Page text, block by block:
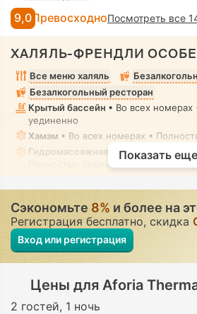
9,0 ПревосходноПосмотреть все
ХАЛЯЛЬ-ФРЕНДЛИ
Все меню халяль
Безалкогольный ресторан
Крытый бассейн • Во всех номерах
уединенно
Хамам • Во всех номерах •
Гидромассажная ванна/джакузи•
Полностью уединенно
Показать еще
Сэкономьте8%и более на
Регистрация бесплатно, скидка
Вход или регистрация
Цены для Aforia
2 гостей 1 ночь